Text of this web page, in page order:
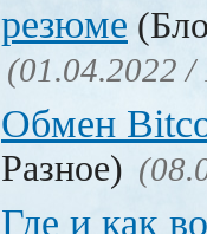
резюме
(01.04.2022 /
Обмен
Разное)
Где и как